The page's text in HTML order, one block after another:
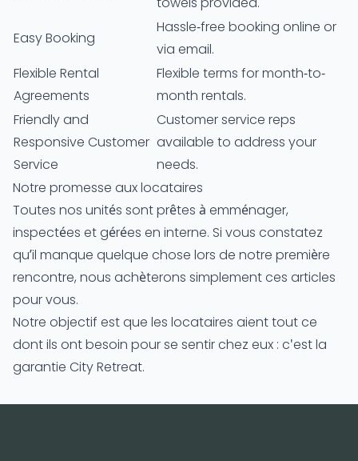
Easy Booking
Hassle-free booking online or
via email.
Flexible Rental
Agreements
Flexible terms for month-to-
month rentals.
Friendly and
Responsive Customer
Service
Customer service reps
available to address your
needs.
Notre promesse aux locataires
Toutes nos unités sont prêtes à emménager,
inspectées et gérées en interne. Si vous constatez
qu’il manque quelque chose lors de notre première
rencontre, nous achèterons simplement ces articles
pour vous.
Notre objectif est que les locataires aient tout ce
dont ils ont besoin pour se sentir chez eux : c'est la
garantie City Retreat.